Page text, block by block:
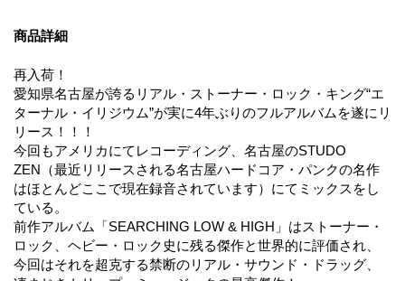
商品詳細
再入荷！
愛知県名古屋が誇るリアル・ストーナー・ロック・キング“エ
ターナル・イリジウム”が実に4年ぶりのフルアルバムを遂にリ
リース！！！
今回もアメリカにてレコーディング、名古屋のSTUDO
ZEN（最近リリースされる名古屋ハードコア・パンクの名作
はほとんどここで現在録音されています）にてミックスをし
ている。
前作アルバム「SEARCHING LOW & HIGH」はストーナー・
ロック、ヘビー・ロック史に残る傑作と世界的に評価され、
今回はそれを超克する禁断のリアル・サウンド・ドラッグ、